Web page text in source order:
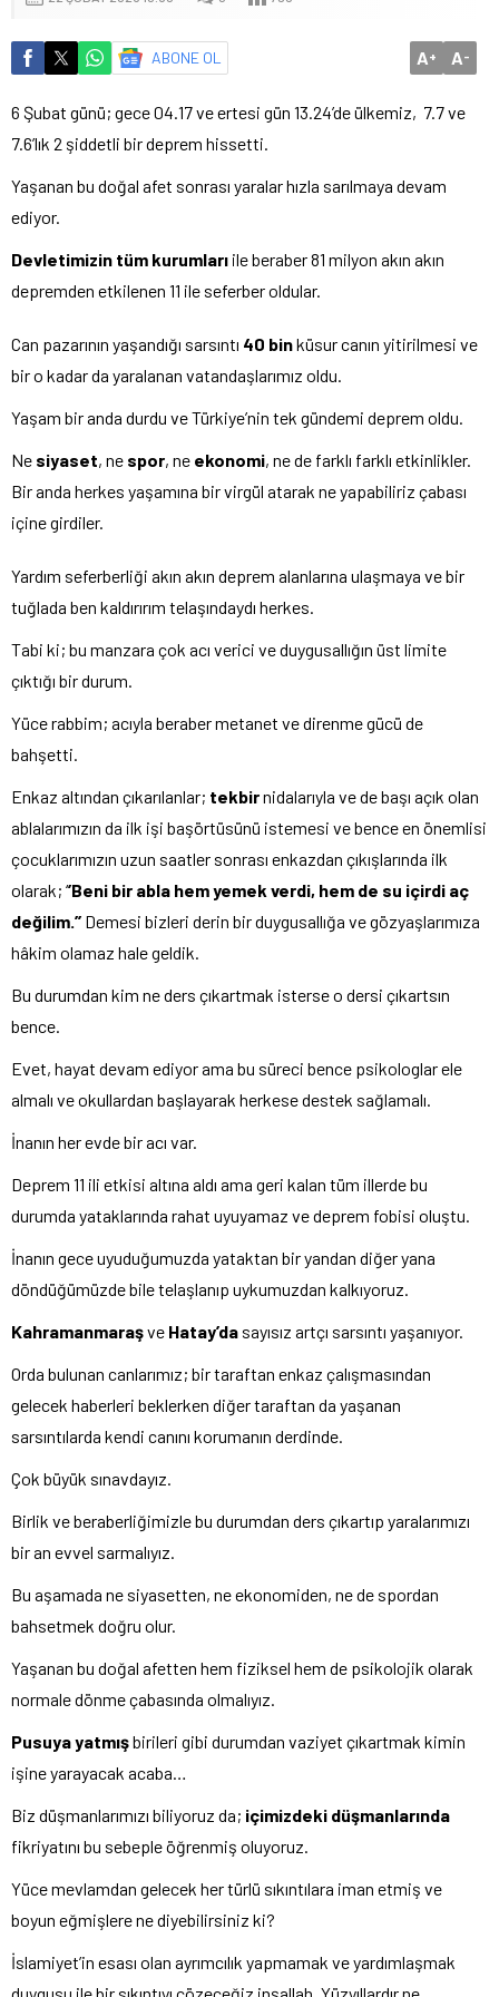
ABONE OL A+ A-
6 Şubat günü; gece 04.17 ve ertesi gün 13.24’de ülkemiz, 7.7 ve
7.6’lık 2 şiddetli bir deprem hissetti.
Yaşanan bu doğal afet sonrası yaralar hızla sarılmaya devam
ediyor.
Devletimizin tüm kurumları ile beraber 81 milyon akın akın
depremden etkilenen 11 ile seferber oldular.
Can pazarının yaşandığı sarsıntı 40 binküsur canın yitirilmesi ve
bir o kadar da yaralanan vatandaşlarımız oldu.
Yaşam bir anda durdu ve Türkiye’nin tek gündemi deprem oldu.
Ne siyaset, ne spor, ne ekonomi, ne de farklı farklı etkinlikler.
Bir anda herkes yaşamına bir virgül atarak ne yapabiliriz çabası
içine girdiler.
Yardım seferberliği akın akın deprem alanlarına ulaşmaya ve bir
tuğlada ben kaldırırım telaşındaydı herkes.
Tabi ki; bu manzara çok acı verici ve duygusallığın üst limite
çıktığı bir durum.
Yüce rabbim; acıyla beraber metanet ve direnme gücü de
bahşetti.
Enkaz altından çıkarılanlar; tekbirnidalarıyla ve de başı açık olan
ablalarımızın da ilk işi başörtüsünü istemesi ve bence en önemlisi
çocuklarımızın uzun saatler sonrası enkazdan çıkışlarında ilk
olarak; ‘’Beni bir abla hem yemek verdi, hem de su içirdi aç
değilim.’’ Demesi bizleri derin bir duygusallığa ve gözyaşlarımıza
hâkim olamaz hale geldik.
Bu durumdan kim ne ders çıkartmak isterse o dersi çıkartsın
bence.
Evet, hayat devam ediyor ama bu süreci bence psikologlar ele
almalı ve okullardan başlayarak herkese destek sağlamalı.
İnanın her evde bir acı var.
Deprem 11 ili etkisi altına aldı ama geri kalan tüm illerde bu
durumda yataklarında rahat uyuyamaz ve deprem fobisi oluştu.
İnanın gece uyuduğumuzda yataktan bir yandan diğer yana
döndüğümüzde bile telaşlanıp uykumuzdan kalkıyoruz.
Kahramanmaraşve Hatay’da sayısız artçı sarsıntı yaşanıyor.
Orda bulunan canlarımız; bir taraftan enkaz çalışmasından
gelecek haberleri beklerken diğer taraftan da yaşanan
sarsıntılarda kendi canını korumanın derdinde.
Çok büyük sınavdayız.
Birlik ve beraberliğimizle bu durumdan ders çıkartıp yaralarımızı
bir an evvel sarmalıyız.
Bu aşamada ne siyasetten, ne ekonomiden, ne de spordan
bahsetmek doğru olur.
Yaşanan bu doğal afetten hem fiziksel hem de psikolojik olarak
normale dönme çabasında olmalıyız.
Pusuya yatmışbirileri gibi durumdan vaziyet çıkartmak kimin
işine yarayacak acaba…
Biz düşmanlarımızı biliyoruz da; içimizdeki düşmanlarında
fikriyatını bu sebeple öğrenmiş oluyoruz.
Yüce mevlamdan gelecek her türlü sıkıntılara iman etmiş ve
boyun eğmişlere ne diyebilirsiniz ki?
İslamiyet’in esası olan ayrımcılık yapmamak ve yardımlaşmak